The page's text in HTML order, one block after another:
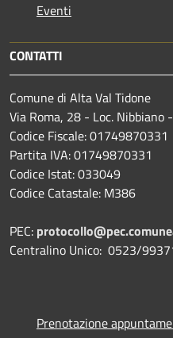
Eventi
CONTATTI
Comune di Alta Val Tidone
Via Roma, 28 - Loc.
Codice Fiscale: 01749870331
Partita IVA: 01749870331
Codice Istat: 033049
Codice Catastale: M386
PEC:
Centralino Unico: 0523/
Prenotazione